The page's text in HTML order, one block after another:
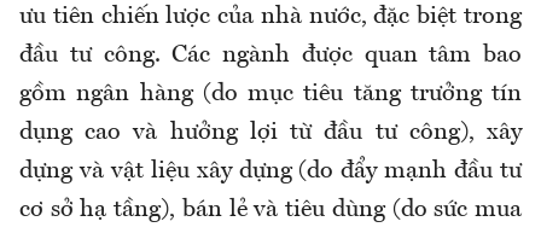
ưu tiên chiến lược của nhà nước, đặc biệt trong
đầu tư công. Các ngành được quan tâm bao
gồm ngân hàng (do mục tiêu tăng trưởng tín
dụng cao và hưởng lợi từ đầu tư công), xây
dựng và vật liệu xây dựng (do đẩy mạnh đầu tư
cơ sở hạ tầng), bán lẻ và tiêu dùng (do sức mua